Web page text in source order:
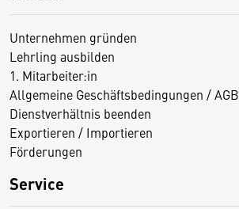
Unternehmen gründen
Lehrling ausbilden
1. Mitarbeiter:in
Allgemeine Geschäftsbedingungen / AGB
Dienstverhältnis beenden
Exportieren / Importieren
Förderungen
Service